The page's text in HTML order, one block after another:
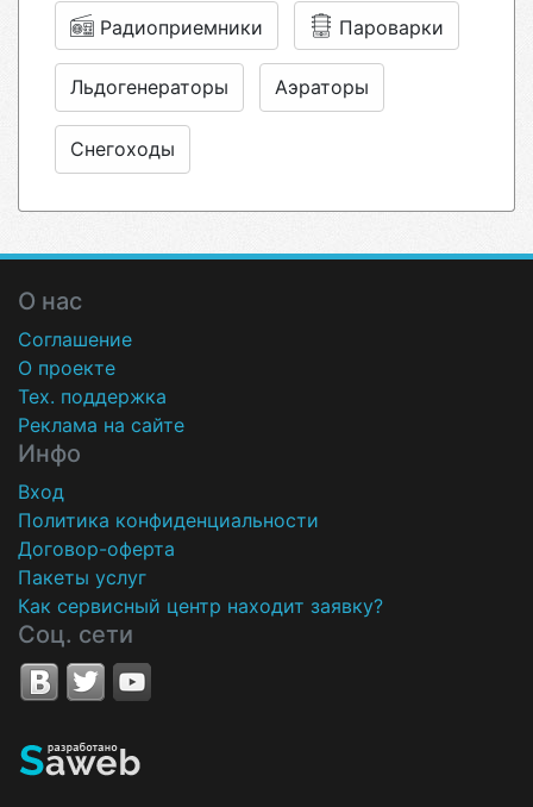
Радиоприемники Пароварки
Льдогенераторы Аэраторы
Снегоходы
О нас
Соглашение
О проекте
Тех. поддержка
Реклама на сайте
Инфо
Вход
Политика конфиденциальности
Договор-оферта
Пакеты услуг
Как сервисный центр находит заявку?
Соц. сети